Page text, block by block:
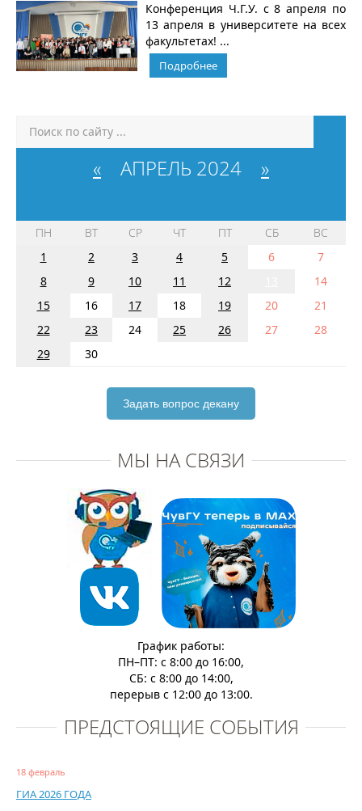
Конференция Ч.Г.У. с 8 апреля по
13 апреля в университете на всех
факультетах! ...
Подробнее
« АПРЕЛЬ 2024 »
ПН ВТ СР ЧТ ПТ СБ
ВС
1
2 3 4 5 6
7
8
9 10 11 12
14
15
16 17 18 19 20
21
22
23 24 25 26 27
28
29
30
Задать вопрос декану
МЫ НА СВЯЗИ
График работы:
ПН–ПТ: с 8:00 до 16:00,
СБ: с 8:00 до 14:00,
перерыв с 12:00 до 13:00.
ПРЕДСТОЯЩИЕ СОБЫТИЯ
18 февраль
ГИА 2026 ГОДА